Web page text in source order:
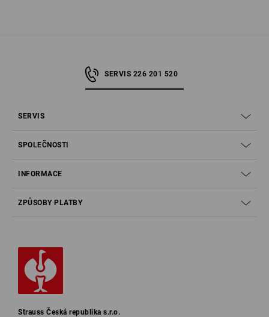
SERVIS 226 201 520
SERVIS
SPOLEČNOSTI
INFORMACE
ZPŮSOBY PLATBY
Strauss Česká republika s.r.o.